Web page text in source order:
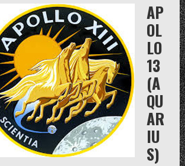
AP
OL
LO
13
(A
QU
AR
IU
S)